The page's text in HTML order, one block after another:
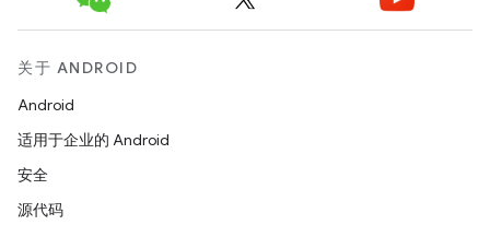
关于 ANDROID
Android
适用于企业的 Android
安全
源代码